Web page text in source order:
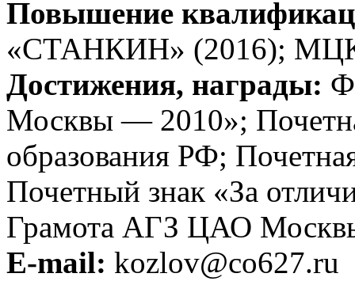
Повышение
«СТАНКИН» (2016);
Достижения, награды:
Москвы — 2010»;
образования РФ;
Почетный знак «За
Грамота АГЗ ЦАО
E-mail: kozlov@co627.ru